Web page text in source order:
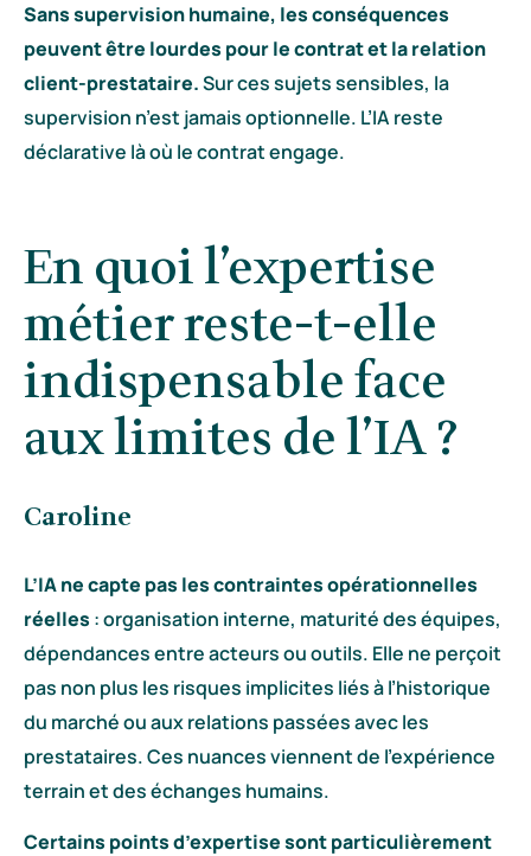
Sans supervision humaine, les conséquences
peuvent être lourdes pour le contrat et la relation
client-prestataire.Sur ces sujets sensibles, la
supervision n’est jamais optionnelle. L’IA reste
déclarative là où le contrat engage.
En quoi l’expertise
métier reste-t-elle
indispensable face
aux limites de l’IA ?
Caroline
L’IA ne capte pas les contraintes opérationnelles
réelles : organisation interne, maturité des équipes,
dépendances entre acteurs ou outils. Elle ne perçoit
pas non plus les risques implicites liés à l’historique
du marché ou aux relations passées avec les
prestataires. Ces nuances viennent de l’expérience
terrain et des échanges humains.
Certains points d’expertise sont particulièrement